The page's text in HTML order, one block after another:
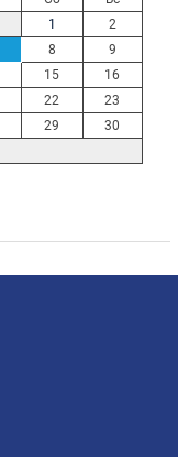
1
2
8
9
15
16
22
23
29
30